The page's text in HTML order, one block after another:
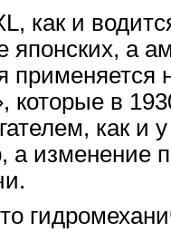
как и
а
применяется
которые в
как и
а изменение